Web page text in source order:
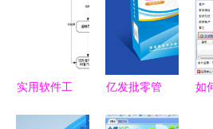
实现
实用软件工
亿发批零管
如